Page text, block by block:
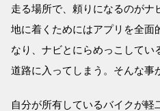
走る場所で、頼りになるのがナ
地に着くためにはアプリを全面
なり、ナビとにらめっこしてい
道路に入ってしまう。そんな事
自分が所有しているバイクが軽